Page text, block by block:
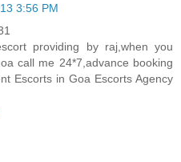
3:56 PM
providing by raj,when you
call me 24*7,advance booking
Escorts in Goa Escorts Agency